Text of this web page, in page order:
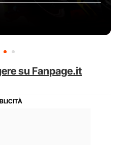
su Fanpage.it